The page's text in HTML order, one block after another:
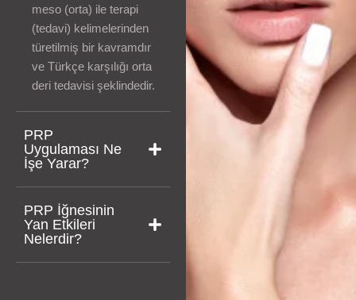
meso (orta) ile terapi
(tedavi) kelimelerinden
türetilmiş bir kavramdır
ve Türkçe karşılığı orta
deri tedavisi şeklindedir.
PRP
Uygulaması Ne
İşe Yarar?
PRP İğnesinin
Yan Etkileri
Nelerdir?